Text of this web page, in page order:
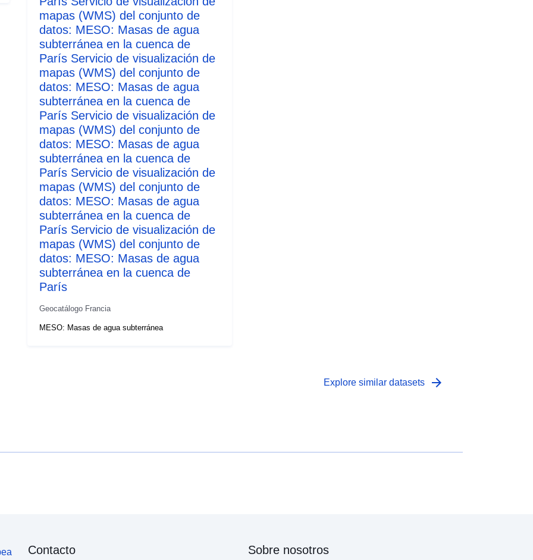
mapas (WMS) del conjunto de
datos: MESO: Masas de agua
subterránea en la cuenca de
París Servicio de visualización de
mapas (WMS) del conjunto de
datos: MESO: Masas de agua
subterránea en la cuenca de
París Servicio de visualización de
mapas (WMS) del conjunto de
datos: MESO: Masas de agua
subterránea en la cuenca de
París Servicio de visualización de
mapas (WMS) del conjunto de
datos: MESO: Masas de agua
subterránea en la cuenca de
París Servicio de visualización de
mapas (WMS) del conjunto de
datos: MESO: Masas de agua
subterránea en la cuenca de
París
Geocatálogo Francia
MESO: Masas de agua subterránea
Explore similar datasets arrow_forward
Contacto Sobre nosotros